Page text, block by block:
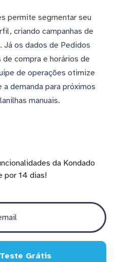
permite segmentar seu
criando campanhas de
Já os dados de Pedidos
compra e horários de
de operações otimize
demanda para próximos
manuais.
da Kondado
por 14 dias!
Grátis